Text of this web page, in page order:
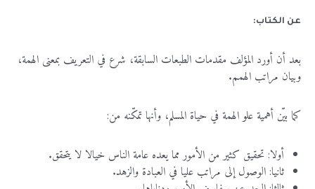
عن الكتاب:
بعد أنأورد المؤلف مقدمات الطبعات السابقة، شرع في التعريف بمعنى الهمة،
وبيان مراتب الهمم.
كمابيّنأهمية علوالهمة في حياة المسلم، وأنهاتمكّنه من:
أولا:تحقيق كثيرمن الأمورممايعده عامة الناس خيالا لا يتحقق.
ثانيا:الوصول إلى مراتب عليافي العبادة والزهد.